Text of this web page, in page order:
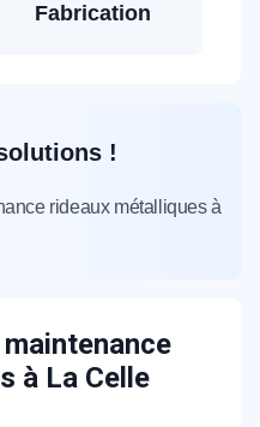
Fabrication
!
rideaux métalliques à
à La Celle